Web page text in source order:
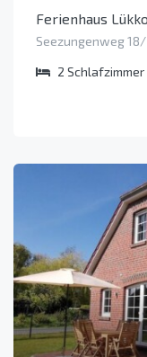
Ferienhaus
Seezungenweg
2 Schlafzimmer